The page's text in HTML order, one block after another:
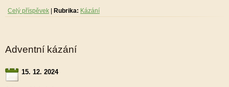
Celý příspěvek Rubrika: Kázání
Adventní kázání
15. 12. 2024